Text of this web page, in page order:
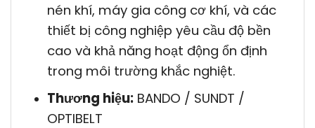
nén khí, máy gia công cơ khí, và các
thiết bị công nghiệp yêu cầu độ bền
cao và khả năng hoạt động ổn định
trong môi trường khắc nghiệt.
Thương hiệu:BANDO / SUNDT /
OPTIBELT